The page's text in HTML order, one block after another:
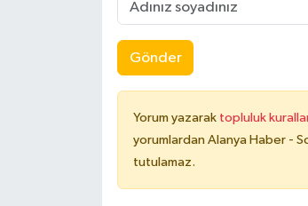
Gönder
Yorum yazarak topluluk
yorumlardan Alanya Haber -
tutulamaz.